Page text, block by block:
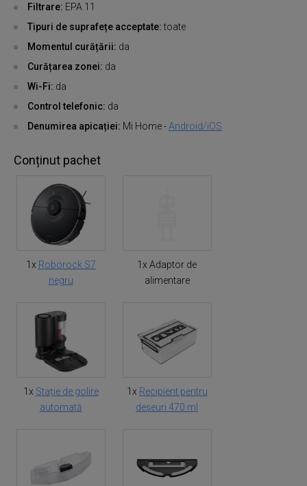
Filtrare: EPA 11
Tipuri de suprafețe acceptate:toate
Momentul curățării: da
Curățarea zonei: da
Wi-Fi: da
Control telefonic: da
Denumirea apicației: Mi Home -Android/iOS
Conținut pachet
1x Roborock S7
negru
1x Adaptor de
alimentare
1x Stație de golire
automată
1x Recipient pentru
deșeuri 470 ml